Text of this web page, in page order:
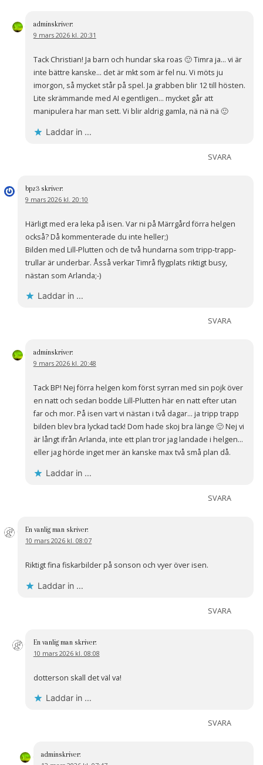
adminskriver:
9 mars 2026 kl. 20:31
Tack Christian! Ja barn och hundar ska roas 🙂 Timra ja… vi är
inte bättre kanske… det är mkt som är fel nu. Vi möts ju
imorgon, så mycket står på spel. Ja grabben blir 12 till hösten.
Lite skrämmande med AI egentligen… mycket går att
manipulera har man sett. Vi blir aldrig gamla, nä nä nä 🙂
Laddar in …
SVARA
bpz3 skriver:
9 mars 2026 kl. 20:10
Härligt med era leka på isen. Var ni på Märrgård förra helgen
också? Då kommenterade du inte heller;)
Bilden med Lill-Plutten och de två hundarna som tripp-trapp-
trullar är underbar. Åsså verkar Timrå flygplats riktigt busy,
nästan som Arlanda;-)
Laddar in …
SVARA
adminskriver:
9 mars 2026 kl. 20:48
Tack BP! Nej förra helgen kom först syrran med sin pojk över
en natt och sedan bodde Lill-Plutten här en natt efter utan
far och mor. På isen vart vi nästan i två dagar… ja tripp trapp
bilden blev bra lyckad tack! Dom hade skoj bra länge 🙂 Nej vi
är långt ifrån Arlanda, inte ett plan tror jag landade i helgen…
eller jag hörde inget mer än kanske max två små plan då.
Laddar in …
SVARA
En vanlig man skriver:
10 mars 2026 kl. 08:07
Riktigt fina fiskarbilder på sonson och vyer över isen.
Laddar in …
SVARA
En vanlig man skriver:
10 mars 2026 kl. 08:08
dotterson skall det väl va!
Laddar in …
SVARA
adminskriver: